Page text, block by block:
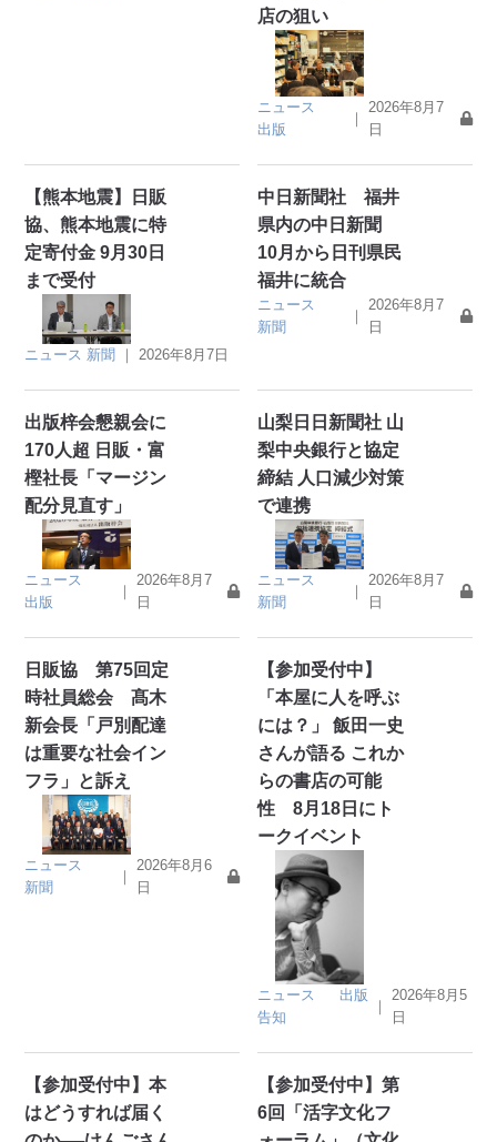
店の狙い
ニュース
出版
｜
2026年8月7
日
【熊本地震】日販
協、熊本地震に特
定寄付金 9月30日
まで受付
ニュース 新聞 ｜2026年8月7日
中日新聞社 福井
県内の中日新聞
10月から日刊県民
福井に統合
ニュース
新聞
｜
2026年8月7
日
出版梓会懇親会に
170人超 日販・富
樫社長「マージン
配分見直す」
ニュース
出版
｜
2026年8月7
日
山梨日日新聞社 山
梨中央銀行と協定
締結 人口減少対策
で連携
ニュース
新聞
｜
2026年8月7
日
日販協 第75回定
時社員総会 髙木
新会長「戸別配達
は重要な社会イン
フラ」と訴え
ニュース
新聞
｜
2026年8月6
日
【参加受付中】
「本屋に人を呼ぶ
には？」 飯田一史
さんが語る これか
らの書店の可能
性 8月18日にト
ークイベント
ニュース
出版
告知
｜
2026年8月5
日
【参加受付中】本
はどうすれば届く
【参加受付中】第
6回「活字文化フ